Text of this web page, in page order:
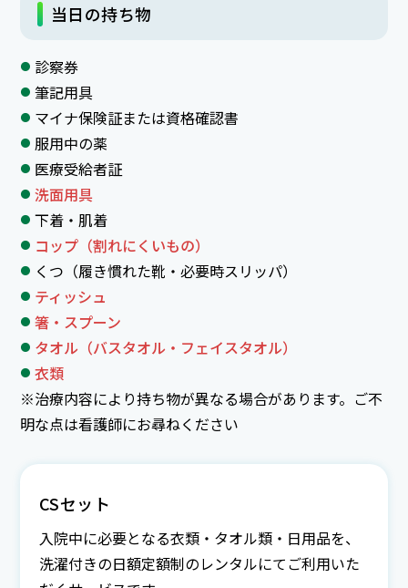
当日の持ち物
診察券
筆記用具
マイナ保険証または資格確認書
服用中の薬
医療受給者証
洗面用具
下着・肌着
コップ（割れにくいもの）
くつ（履き慣れた靴・必要時スリッパ）
ティッシュ
箸・スプーン
タオル（バスタオル・フェイスタオル）
衣類
※治療内容により持ち物が異なる場合があります。ご不
明な点は看護師にお尋ねください
CSセット
入院中に必要となる衣類・タオル類・日用品を、
洗濯付きの日額定額制のレンタルにてご利用いた